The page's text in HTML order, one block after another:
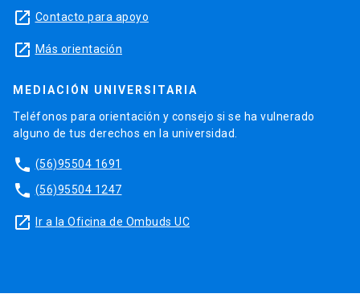
launch Contacto para apoyo
launch Más orientación
MEDIACIÓN UNIVERSITARIA
Teléfonos para orientación y consejo si se ha vulnerado
alguno de tus derechos en la universidad.
phone (56)95504 1691
phone (56)95504 1247
launch Ir a la Oficina de Ombuds UC